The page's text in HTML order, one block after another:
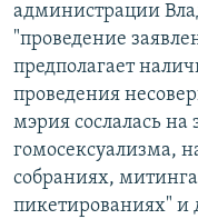
администрации
"проведение
предполагает
проведения
мэрия сослалась на
гомосексуализма,
собраниях,
пикетированиях" и